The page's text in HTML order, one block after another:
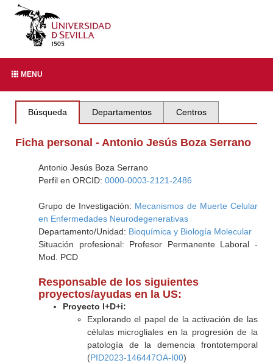
MENU
Búsqueda Departamentos Centros
Ficha personal - Antonio Jesús Boza Serrano
Antonio Jesús Boza Serrano
Perfil en ORCID: 0000-0003-2121-2486
Grupo de Investigación: Mecanismos de Muerte Celular
en Enfermedades Neurodegenerativas
Departamento/Unidad: Bioquímica y Biología Molecular
Situación profesional: Profesor Permanente Laboral -
Mod. PCD
Responsable de los siguientes
proyectos/ayudas en la US:
Proyecto I+D+i:
Explorando el papel de la activación de las
células microgliales en la progresión de la
patología de la demencia frontotemporal
(PID2023-146447OA-I00)